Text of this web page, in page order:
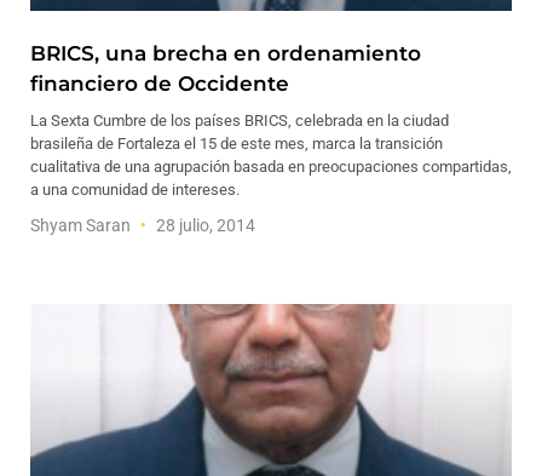
BRICS, una brecha en ordenamiento
financiero de Occidente
La Sexta Cumbre de los países BRICS, celebrada en la ciudad
brasileña de Fortaleza el 15 de este mes, marca la transición
cualitativa de una agrupación basada en preocupaciones compartidas,
a una comunidad de intereses.
Shyam Saran 28 julio, 2014